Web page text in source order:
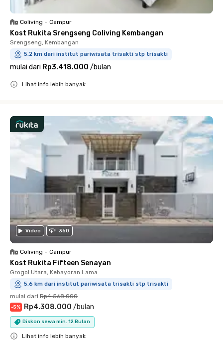
Coliving • Campur
Kost Rukita Srengseng Coliving Kembangan
Srengseng, Kembangan
5.2 km dari institut pariwisata trisakti stp trisakti
mulai dari Rp3.418.000 /bulan
Lihat info lebih banyak
Video 360
Coliving • Campur
Kost Rukita Fifteen Senayan
Grogol Utara, Kebayoran Lama
5.6 km dari institut pariwisata trisakti stp trisakti
mulai dari Rp4.568.000
-5% Rp4.308.000 /bulan
Diskon sewa min. 12 Bulan
Lihat info lebih banyak